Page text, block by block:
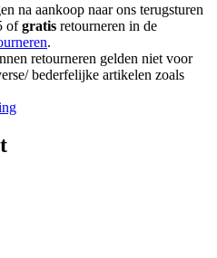
na aankoop naar ons terugsturen
ofgratis retourneren in de
.
retourneren gelden niet voor
bederfelijke artikelen zoals